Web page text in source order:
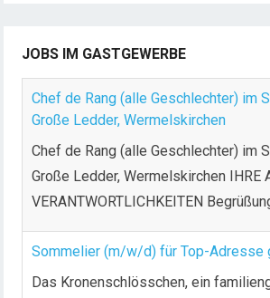
JOBS IM GASTGEWERBE
Chef de Rang (alle Geschlechter) im
Große Ledder, Wermelskirchen
Chef de Rang (alle Geschlechter) im
Große Ledder, Wermelskirchen IHRE
VERANTWORTLICHKEITEN
Sommelier (m/w/d) für Top-Adresse
Das Kronenschlösschen, ein